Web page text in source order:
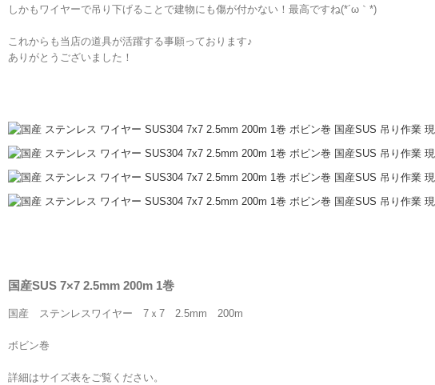
しかもワイヤーで吊り下げることで建物にも傷が付かない！最高ですね(*´ω｀*)
これからも当店の道具が活躍する事願っております♪
ありがとうございました！
国産SUS 7×7 2.5mm 200m 1巻
国産 ステンレスワイヤー 7ｘ7 2.5mm 200m
ボビン巻
詳細はサイズ表をご覧ください。